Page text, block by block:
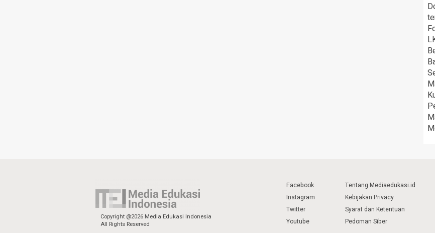
Copyright @2026 Media Edukasi Indonesia
All Rights Reserved
Facebook
Instagram
Twitter
Youtube
Tentang Mediaedukasi.id
Kebijakan Privacy
Syarat dan Ketentuan
Pedoman Siber